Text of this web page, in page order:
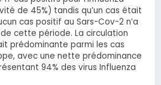
de 45%) tandis qu’un cas était
cas positif au Sars-Cov-2 n’a
cette période. La circulation
prédominante parmi les cas
avec une nette prédominance
94% des virus Influenza